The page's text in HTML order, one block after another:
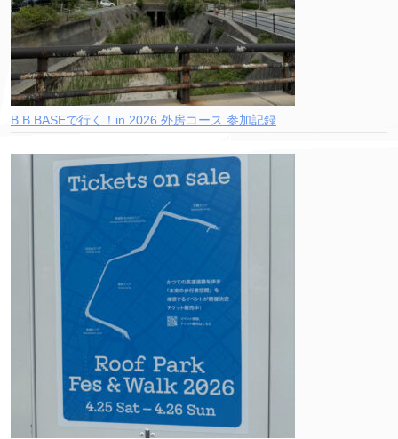
B.B.BASEで行く！in 2026 外房コース 参加記録